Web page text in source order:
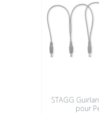
STAGG
pour